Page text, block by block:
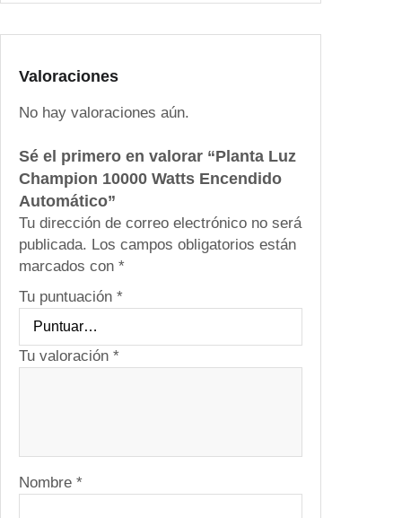
o
Valoraciones
No hay valoraciones aún.
Sé el primero en valorar “Planta Luz
Champion 10000 Watts Encendido
Automático”
Tu dirección de correo electrónico no será
publicada. Los campos obligatorios están
marcados con *
Tu puntuación *
Tu valoración *
Nombre *